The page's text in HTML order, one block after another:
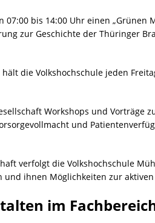
bis 14:00 Uhr einen
zur Geschichte der Thüringer
die Volkshochschule jeden
Workshops und Vorträge
und
verfolgt die Volkshochschule
ihnen Möglichkeiten zur
im